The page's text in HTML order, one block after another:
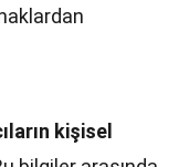
kişisel